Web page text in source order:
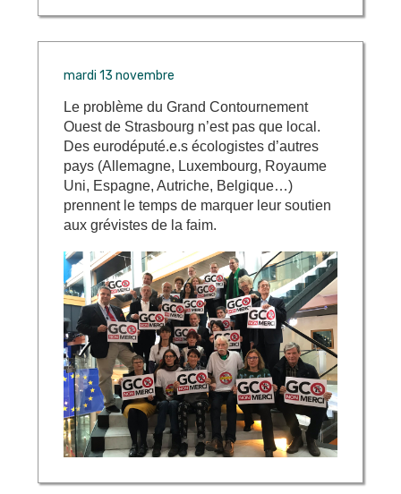
mardi 13 novembre
Le problème du Grand Contournement
Ouest de Strasbourg n’est pas que local.
Des eurodéputé.e.s écologistes d’autres
pays (Allemagne, Luxembourg, Royaume
Uni, Espagne, Autriche, Belgique…)
prennent le temps de marquer leur soutien
aux grévistes de la faim.